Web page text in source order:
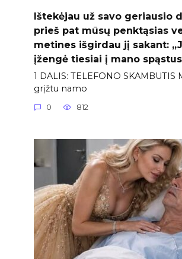
Ištekėjau už savo geriausio
prieš pat mūsų penktąsias
metines išgirdau jį sakant:
įžengė tiesiai į mano
1 DALIS: TELEFONO SKAMBUTIS
grįžtu namo
0 812